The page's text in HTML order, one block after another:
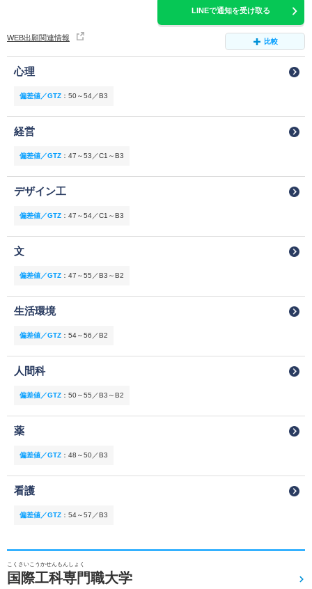
LINEで通知を受け取る
WEB出願関連情報 比較
心理
偏差値／GTZ ： 50～54／B3
経営
偏差値／GTZ ： 47～53／C1～B3
デザイン工
偏差値／GTZ ： 47～54／C1～B3
文
偏差値／GTZ ： 47～55／B3～B2
生活環境
偏差値／GTZ ： 54～56／B2
人間科
偏差値／GTZ ： 50～55／B3～B2
薬
偏差値／GTZ ： 48～50／B3
看護
偏差値／GTZ ： 54～57／B3
こくさいこうかせんもんしょく
国際工科専門職大学